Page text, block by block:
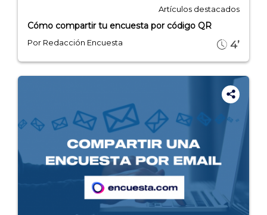
PLANTILLAS
ACCEDER →
Artículos destacados
Cómo compartir tu encuesta por código QR
Por Redacción Encuesta 4’